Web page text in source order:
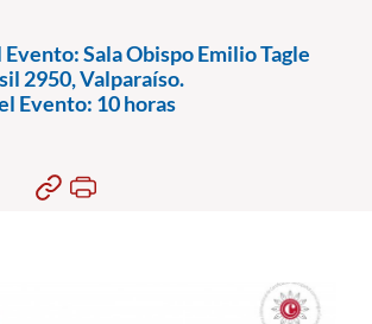
Evento:Sala Obispo Emilio Tagle
2950, Valparaíso.
Evento: 10 horas